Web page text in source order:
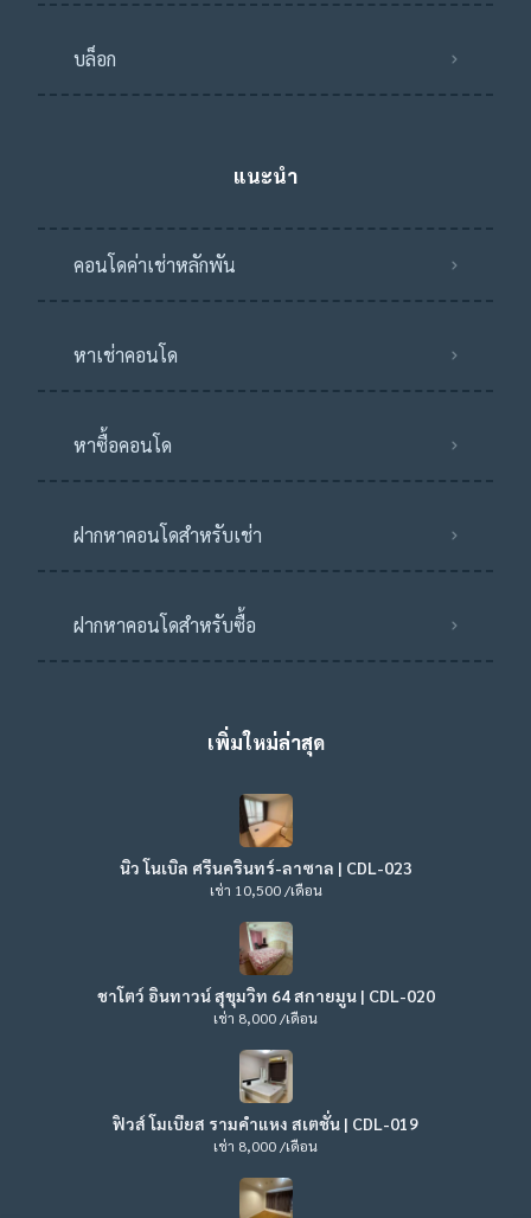
บล็อก
แนะนำ
คอนโดค่าเช่าหลักพัน
หาเช่าคอนโด
หาซื้อคอนโด
ฝากหาคอนโดสำหรับเช่า
ฝากหาคอนโดสำหรับซื้อ
เพิ่มใหม่ล่าสุด
นิว โนเบิล ศรีนครินทร์-ลาซาล | CDL-023
เช่า 10,500 /เดือน
ชาโตว์ อินทาวน์ สุขุมวิท 64 สกายมูน | CDL-020
เช่า 8,000 /เดือน
ฟิวส์ โมเบียส รามคำแหง สเตชั่น | CDL-019
เช่า 8,000 /เดือน